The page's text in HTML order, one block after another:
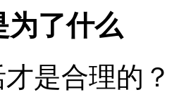
为了什么
是合理的？